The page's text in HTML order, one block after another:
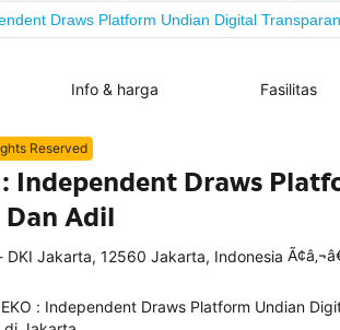
Draws Platform Undian Digital
Info & harga Fasilitas
Reserved
: Independent Draws
Adil
DKI Jakarta, 12560 Jakarta, Indonesia